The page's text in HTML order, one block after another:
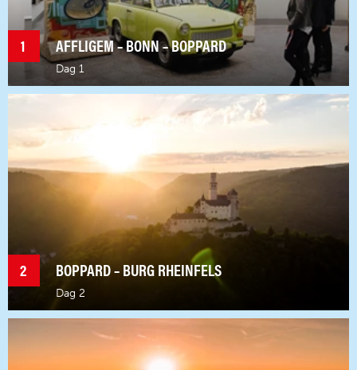
1 AFFLIGEM – BONN – BOPPARD
Dag 1
Vertrek om 7u. Via Luik naar Aken, koffiepauze. Via
Kerpen naar Bonn; deze idyllische stad aan de Rijn was
tot 1990 de hoofdstad van de Bondsrepubliek
museum gewijd aan de geschiedenis van de
Bondsrepubliek Duitsland en de Duitse Democratische
Republiek na de 2e Wereldoorlog. Vrije lunch en
wandeling door de Altstadt met mogelijkheid voor
facultatief bezoek aan het geboortehuis van Mozart
(ca. € 15). Nadien naar Bellevue Rheinhotel****
Boppard. Welkomstdrankje, avondmaal en logies.
2 BOPPARD – BURG RHEINFELS
Dag 2
Geleide wandeling met een drankje door de Altstadt
van Boppard met o.m. de Karmelietenkerk en het
klooster, de pittoreske straatjes, de Marktplatz en de
Basilika St. Severus. Langs de Rijnvallei stroomafwaarts